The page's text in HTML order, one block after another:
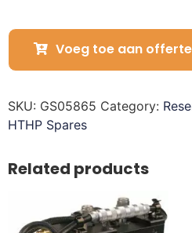
Voeg toe aan offerte
SKU: GS05865 Category:
HTHP Spares
Related products